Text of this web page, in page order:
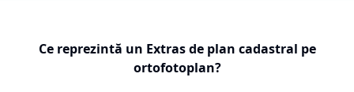
Ce reprezintă un Extras de plan cadastral pe
ortofotoplan?